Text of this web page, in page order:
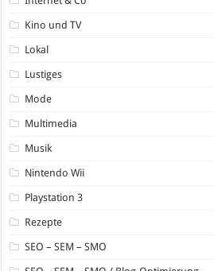
Kino und TV
Lokal
Lustiges
Mode
Multimedia
Musik
Nintendo Wii
Playstation 3
Rezepte
SEO – SEM – SMO